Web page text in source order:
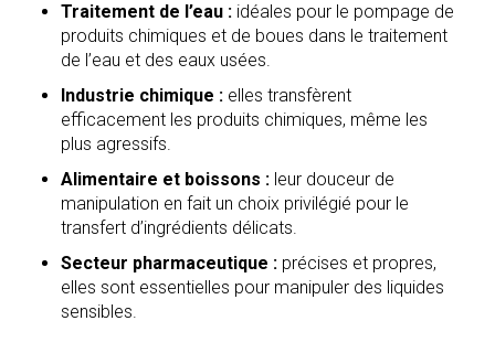
Traitement de l’eau : idéales pour le pompage de
produits chimiques et de boues dans le traitement
de l’eau et des eaux usées.
Industrie chimique : elles transfèrent
efficacement les produits chimiques, même les
plus agressifs.
Alimentaire et boissons : leur douceur de
manipulation en fait un choix privilégié pour le
transfert d’ingrédients délicats.
Secteur pharmaceutique : précises et propres,
elles sont essentielles pour manipuler des liquides
sensibles.